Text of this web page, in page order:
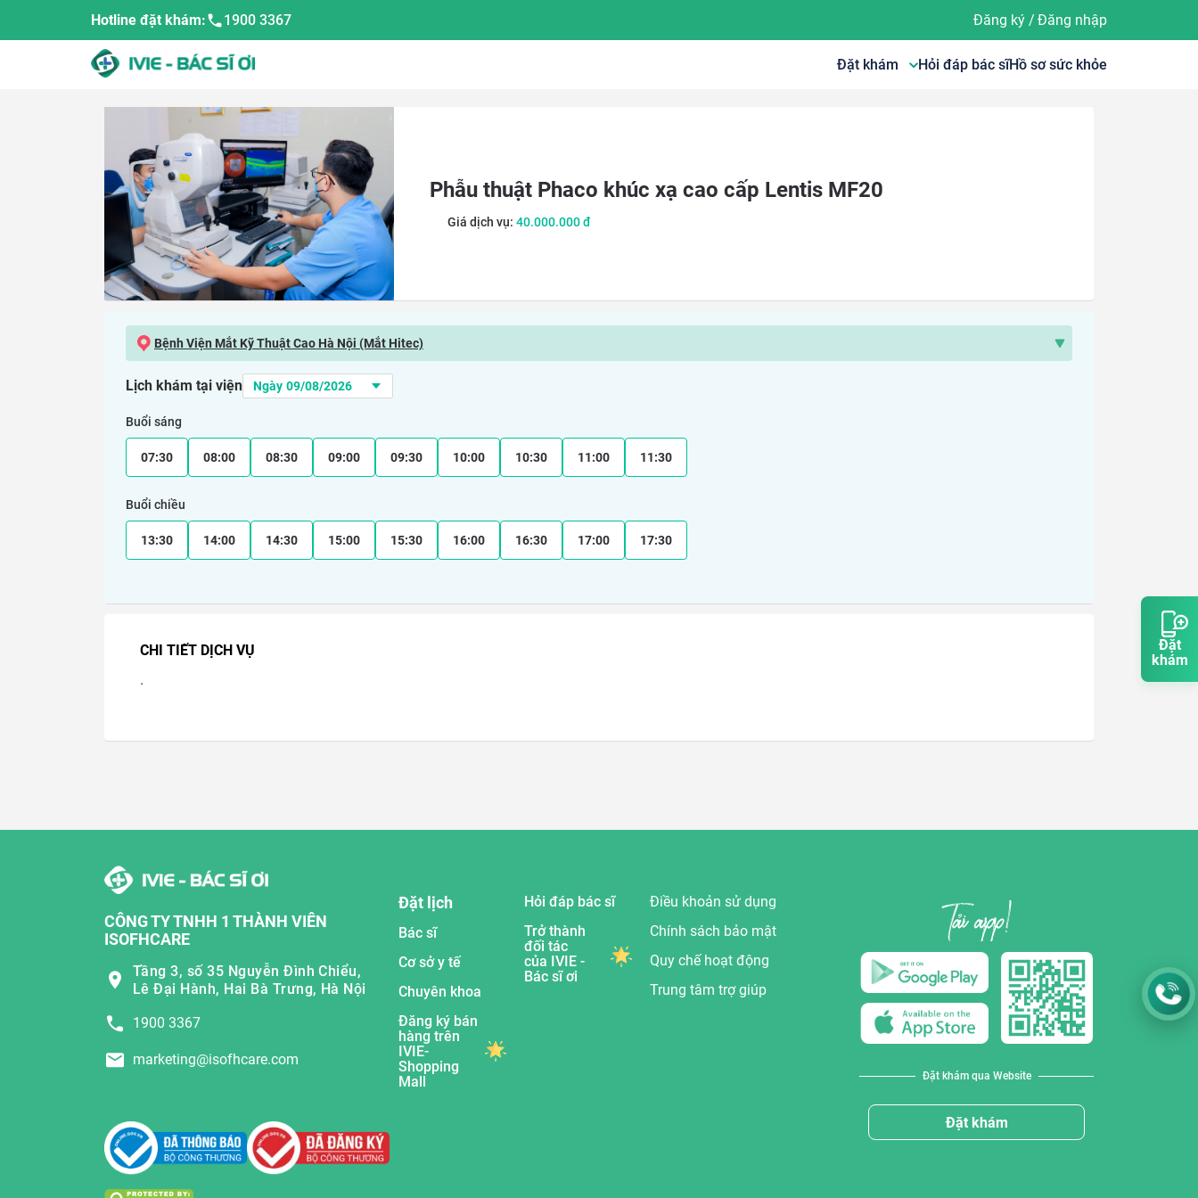
Đặt
khám
Hotline đặt khám: 1900 3367 Đăng ký/ Đăng nhập
Đặt khám Hỏi đáp bác sĩHồ sơ sức khỏe
Phẫu thuật Phaco khúc xạ cao cấp Lentis MF20
Giá dịch vụ: 40.000.000đ
Bệnh Viện Mắt Kỹ Thuật Cao Hà Nội (Mắt Hitec)
Lịch khám tại viện
Buổi sáng
07:30 08:00 08:30 09:00 09:30 10:00 10:30 11:00 11:30
Buổi chiều
13:30 14:00 14:30 15:00 15:30 16:00 16:30 17:00 17:30
CHI TIẾT DỊCH VỤ
.
CÔNG TY TNHH 1 THÀNH VIÊN
ISOFHCARE
Tầng 3, số 35 Nguyễn Đình Chiểu,
Lê Đại Hành, Hai Bà Trưng, Hà Nội
1900 3367
marketing@isofhcare.com
Đặt lịch
Bác sĩ
Cơ sở y tế
Chuyên khoa
Đăng ký bán
hàng trên
IVIE-
Shopping
Mall
Hỏi đáp bác sĩ
Trở thành
đối tác
của IVIE -
Bác sĩ ơi
Điều khoản sử dụng
Chính sách bảo mật
Quy chế hoạt động
Trung tâm trợ giúp
Đặt khám qua Website
Đặt khám